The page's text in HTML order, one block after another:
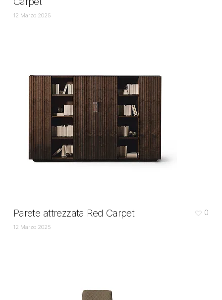
12 Marzo 2025
Parete attrezzata Red Carpet
12 Marzo 2025
0